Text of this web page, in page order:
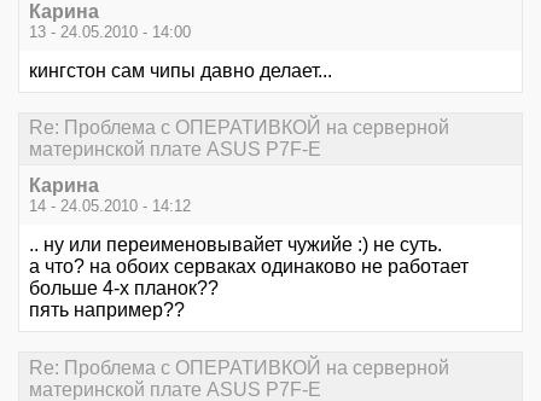
Карина
13 - 24.05.2010 - 14:00
кингстон сам чипы давно делает...
Re: Проблема с ОПЕРАТИВКОЙ на серверной
материнской плате ASUS P7F-E
Карина
14 - 24.05.2010 - 14:12
.. ну или переименовывайет чужийе :) не суть.
а что? на обоих серваках одинаково не работает
больше 4-х планок??
пять например??
Re: Проблема с ОПЕРАТИВКОЙ на серверной
материнской плате ASUS P7F-E